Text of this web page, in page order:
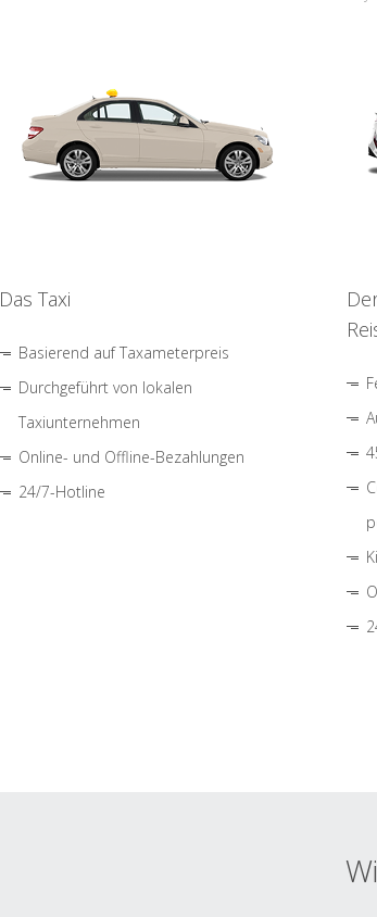
Das Taxi
Basierend auf Taxameterpreis
Durchgeführt von lokalen
Taxiunternehmen
Online- und Offline-Bezahlungen
24/7-Hotline